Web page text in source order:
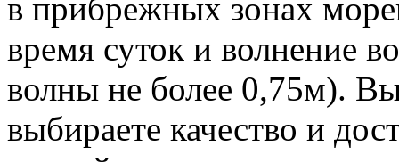
в прибрежных зонах
время суток и волнение
волны не более 0,75м).
выбираете качество и